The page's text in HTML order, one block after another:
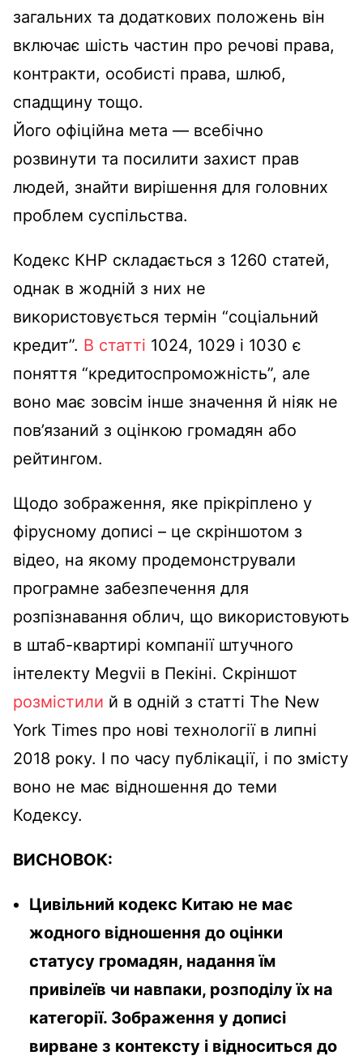
загальних та додаткових положень він
включає шість частин про речові права,
контракти, особисті права, шлюб,
спадщину тощо.
Його офіційна мета — всебічно
розвинути та посилити захист прав
людей, знайти вирішення для головних
проблем суспільства.
Кодекс КНР складається з 1260 статей,
однак в жодній з них не
використовується термін “соціальний
кредит”. В статті 1024, 1029 і 1030 є
поняття “кредитоспроможність”, але
воно має зовсім інше значення й ніяк не
пов’язаний з оцінкою громадян або
рейтингом.
Щодо зображення, яке прікріплено у
фірусному дописі – це скріншотом з
відео, на якому продемонстрували
програмне забезпечення для
розпізнавання облич, що використовують
в штаб-квартирі компанії штучного
інтелекту Megvii в Пекіні. Скріншот
розмістили й в одній з статті The New
York Times про нові технології в липні
2018 року. І по часу публікації, і по змісту
воно не має відношення до теми
Кодексу.
ВИСНОВОК:
Цивільний кодекс Китаю не має
жодного відношення до оцінки
статусу громадян, надання їм
привілеїв чи навпаки, розподілу їх на
категорії. Зображення у дописі
вирване з контексту і відноситься до